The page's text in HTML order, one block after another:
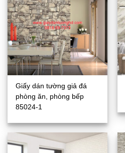
Giấy dán tường giả đá
phòng ăn, phòng bếp
85024-1